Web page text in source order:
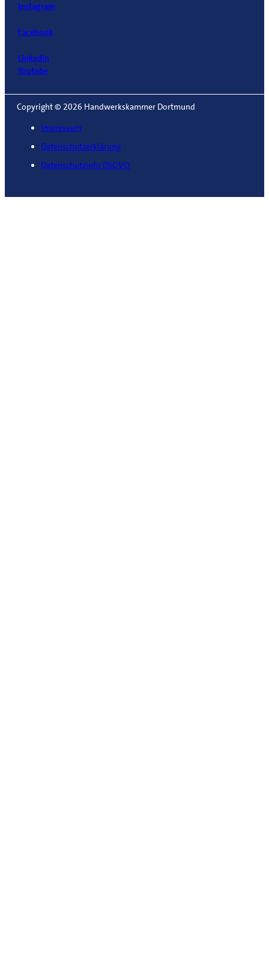
Instagram
Facebook
Linkedin
Youtube
Copyright © 2026 Handwerkskammer Dortmund
Impressum
Datenschutzerklärung
Datenschutzinfo DSGVO